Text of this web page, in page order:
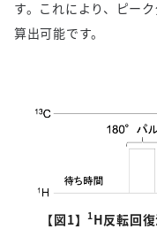
す。これにより、ピー
算出可能です。
【図1】1H反転回